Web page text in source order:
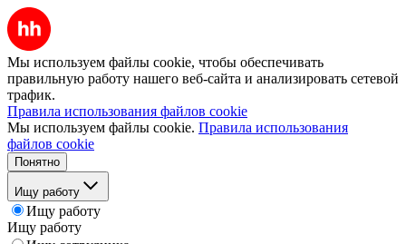
Мы используем файлы cookie, чтобы обеспечивать
правильную работу нашего веб-сайта и анализировать сетевой
трафик.
Правила использования файлов cookie
Мы используем файлы cookie. Правила использования
файлов cookie
Понятно
Ищу работу
Ищу работу
Ищу работу